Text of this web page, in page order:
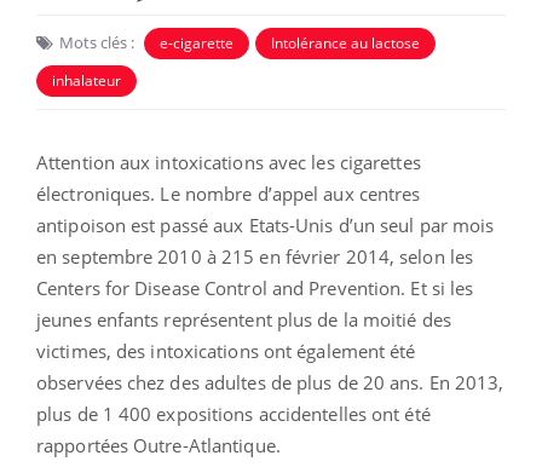
Mots clés : e-cigarette
Intolérance au lactose
inhalateur
Attention aux intoxications avec les cigarettes
électroniques. Le nombre d’appel aux centres
antipoison est passé aux Etats-Unis d’un seul par mois
en septembre 2010 à 215 en février 2014, selon les
Centers for Disease Control and Prevention. Et si les
jeunes enfants représentent plus de la moitié des
victimes, des intoxications ont également été
observées chez des adultes de plus de 20 ans. En 2013,
plus de 1 400 expositions accidentelles ont été
rapportées Outre-Atlantique.